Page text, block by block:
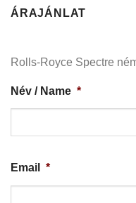
ÁRAJÁNLAT
Rolls-Royce Spectre
Név / Name *
Email *